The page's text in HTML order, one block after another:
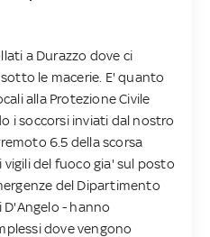
a Durazzo dove ci
le macerie. E' quanto
alla Protezione Civile
i soccorsi inviati dal nostro
6.5 della scorsa
del fuoco gia' sul posto
del Dipartimento
D'Angelo - hanno
dove vengono